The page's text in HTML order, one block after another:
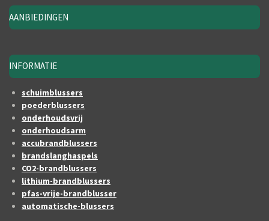
AANBIEDINGEN
INFORMATIE
schuimblussers
poederblussers
onderhoudsvrij
onderhoudsarm
accubrandblussers
brandslanghaspels
CO2-brandblussers
lithium-brandblussers
pfas-vrije-brandblusser
automatische-blussers